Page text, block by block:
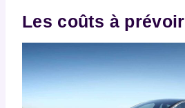
Les coûts à prévoir